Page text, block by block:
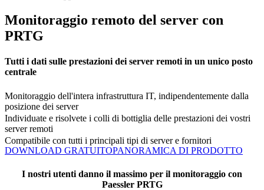
Monitoraggio remoto del server con
PRTG
Tutti i dati sulle prestazioni dei server remoti in un unico posto
centrale
Monitoraggio dell'intera infrastruttura IT, indipendentemente dalla
posizione dei server
Individuate e risolvete i colli di bottiglia delle prestazioni dei vostri
server remoti
Compatibile con tutti i principali tipi di server e fornitori
DOWNLOAD GRATUITOPANORAMICA DI PRODOTTO
I nostri utenti danno il massimo per il monitoraggio con
Paessler PRTG